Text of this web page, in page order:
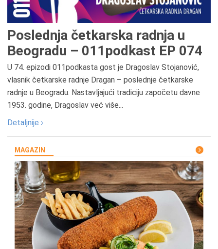
Poslednja četkarska radnja u
Beogradu – 011podkast EP 074
U 74. epizodi 011podkasta gost je Dragoslav Stojanović,
vlasnik četkarske radnje Dragan – poslednje četkarske
radnje u Beogradu. Nastavljajući tradiciju započetu davne
1953. godine, Dragoslav već više...
Detaljnije ›
MAGAZIN